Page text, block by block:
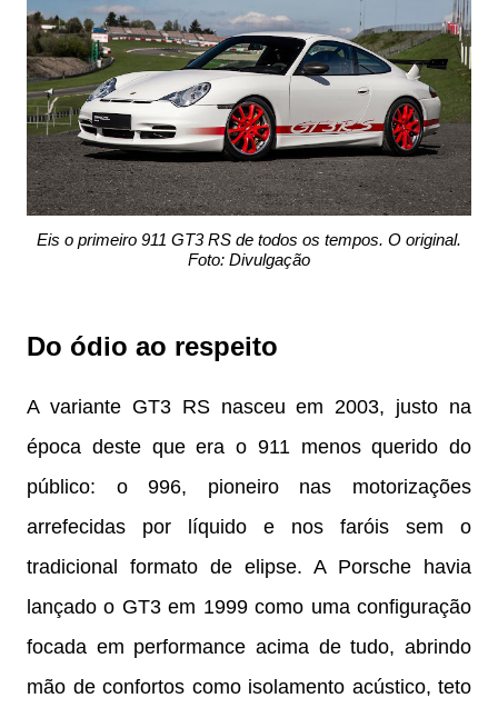
Eis o primeiro 911 GT3 RS de todos os tempos. O original.
Foto: Divulgação
Do ódio ao respeito
A variante GT3 RS nasceu em 2003, justo na
época deste que era o 911 menos querido do
público: o 996, pioneiro nas motorizações
arrefecidas por líquido e nos faróis sem o
tradicional formato de elipse. A Porsche havia
lançado o GT3 em 1999 como uma configuração
focada em performance acima de tudo, abrindo
mão de confortos como isolamento acústico, teto